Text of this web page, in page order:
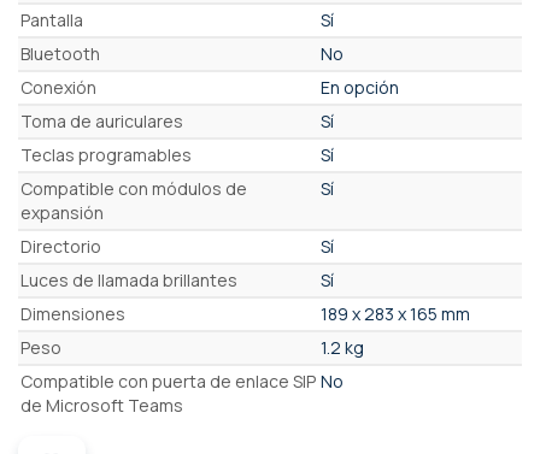
Pantalla
Sí
Bluetooth
No
Conexión
En opción
Toma de auriculares
Sí
Teclas programables
Sí
Compatible con módulos de
expansión
Sí
Directorio
Sí
Luces de llamada brillantes
Sí
Dimensiones
189 x 283 x 165 mm
Peso
1.2 kg
Compatible con puerta de enlace SIP
de Microsoft Teams
No